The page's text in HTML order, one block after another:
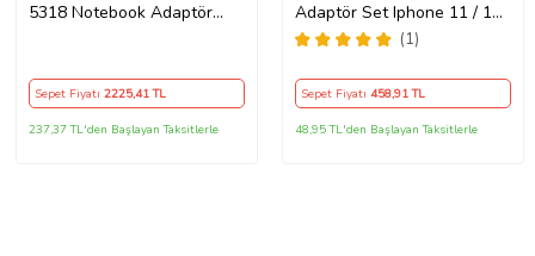
5318 Notebook Adaptör
Sepet Fiyatı 2225,41 TL
237,37 TL'den Başlayan Taksitlerle
Adaptör Set Iphone 11 / 12 /
13 / Pro / Pro Max Uyumlu
(1)
Sepet Fiyatı 458,91 TL
48,95 TL'den Başlayan Taksitlerle